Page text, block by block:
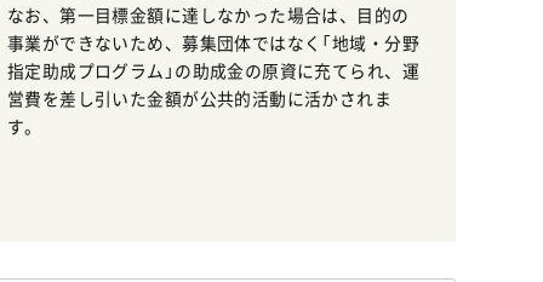
なお、第一目標金額に達しなかった場合は、目的の
事業ができないため、募集団体ではなく「地域・分野
指定助成プログラム」の助成金の原資に充てられ、運
営費を差し引いた金額が公共的活動に活かされま
す。